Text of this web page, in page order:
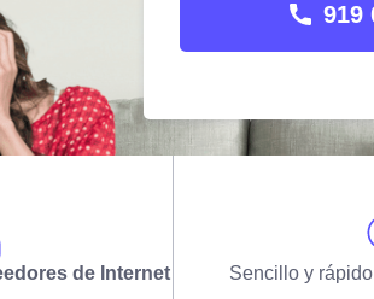
919
de Internet Sencillo y